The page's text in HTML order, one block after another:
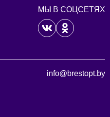
МЫ В СОЦСЕТЯХ
info@brestopt.by